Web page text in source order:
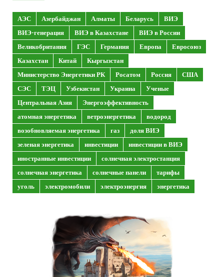
АЭС Азербайджан Алматы Беларусь
ВИЭ
ВИЭ-генерация
ВИЭ в Казахстане
ВИЭ в России
Великобритания
ГЭС Германия Европа
Евросоюз
Казахстан
Китай
Кыргызстан
Министерство Энергетики РК
Росатом Россия
США
СЭС
ТЭЦ Узбекистан Украина
Ученые
Центральная Азия
Энергоэффективность
атомная энергетика
ветроэнергетика
водород
возобновляемая энергетика
газ
доля ВИЭ
зеленая энергетика
инвестиции
инвестиции в ВИЭ
иностранные инвестиции
солнечная электростанция
солнечная энергетика
солнечные панели
тарифы
уголь
электромобили электроэнергия энергетика